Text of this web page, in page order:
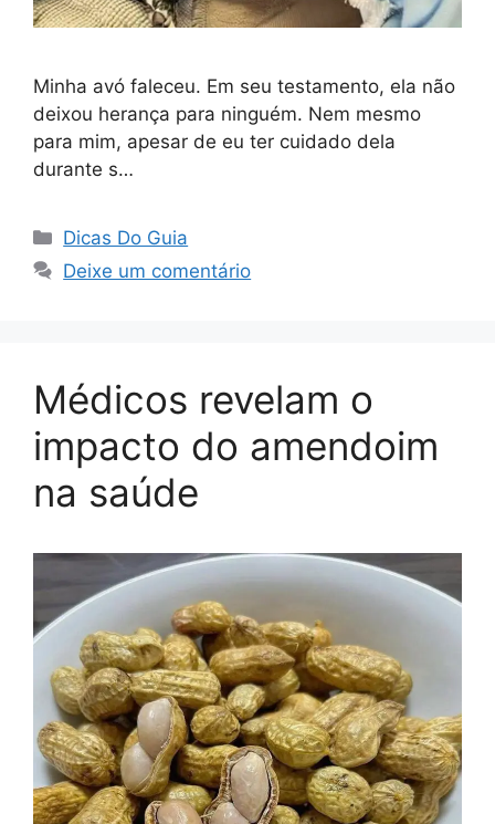
Minha avó faleceu. Em seu testamento, ela não
deixou herança para ninguém. Nem mesmo
para mim, apesar de eu ter cuidado dela
durante s…
Categorias
Dicas Do Guia
Deixe um comentário
Médicos revelam o
impacto do amendoim
na saúde